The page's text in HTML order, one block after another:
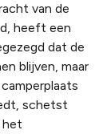
van de
heeft een
dat de
blijven, maar
schetst
het